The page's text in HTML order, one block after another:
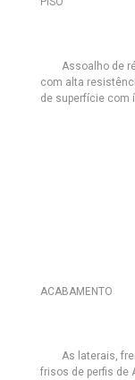
Assoalho de
com alta
de superfície com
ACABAMENTO
As laterais,
frisos de perfis de